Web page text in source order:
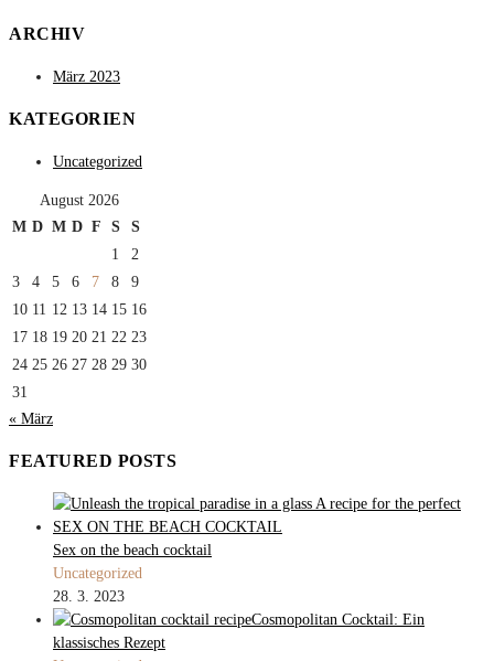
ARCHIV
März 2023
KATEGORIEN
Uncategorized
August 2026
M D M D F S
S
1
2
3
4 5 6 7 8
9
10 11 12 13 14 15 16
17 18 19 20 21 22 23
24 25 26 27 28 29 30
31
« März
FEATURED POSTS
Sex on the beach cocktail
Uncategorized
28. 3. 2023
Cosmopolitan Cocktail: Ein
klassisches Rezept